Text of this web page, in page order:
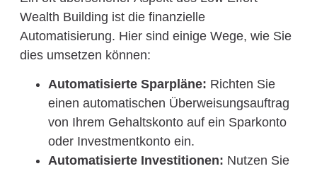
Wealth Building ist die finanzielle
Automatisierung. Hier sind einige Wege, wie Sie
dies umsetzen können:
Automatisierte Sparpläne: Richten Sie
einen automatischen Überweisungsauftrag
von Ihrem Gehaltskonto auf ein Sparkonto
oder Investmentkonto ein.
Automatisierte Investitionen: Nutzen Sie